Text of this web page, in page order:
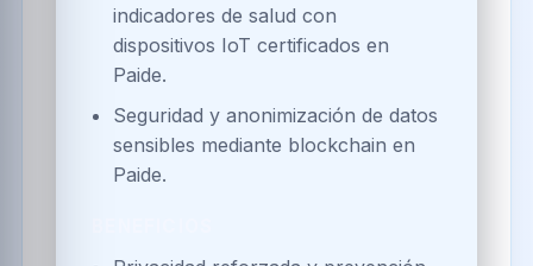
indicadores de salud con
dispositivos IoT certificados en
Paide.
Seguridad y anonimización de datos
sensibles mediante blockchain en
Paide.